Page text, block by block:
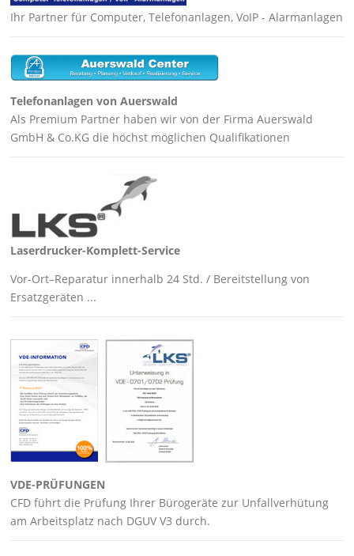
Ihr Partner für Computer, Telefonanlagen, VoIP - Alarmanlagen
Telefonanlagen von Auerswald
Als Premium Partner haben wir von der Firma Auerswald
GmbH & Co.KG die höchst möglichen Qualifikationen
Laserdrucker-Komplett-Service
Vor-Ort–Reparatur innerhalb 24 Std. / Bereitstellung von
Ersatzgeräten ...
VDE-PRÜFUNGEN
CFD führt die Prüfung Ihrer Bürogeräte zur Unfallverhütung
am Arbeitsplatz nach DGUV V3 durch.